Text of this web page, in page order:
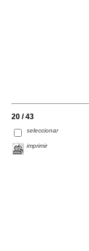
20 / 43
seleccionar
imprimir